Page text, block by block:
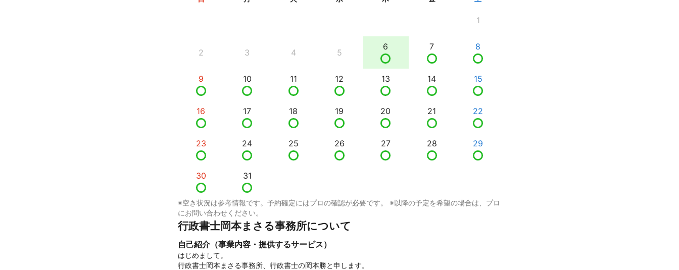
1
2 3 4 5
6 7 8
9 10 11 12 13 14 15
16 17 18 19 20 21 22
23 24 25 26 27 28 29
30 31
※空き状況は参考情報です。予約確定にはプロの確認が必要です。 ※以降の予定を希望の場合は、プロ
にお問い合わせください。
行政書士岡本まさる事務所について
自己紹介（事業内容・提供するサービス）
はじめまして。
行政書士岡本まさる事務所、行政書士の岡本勝と申します。